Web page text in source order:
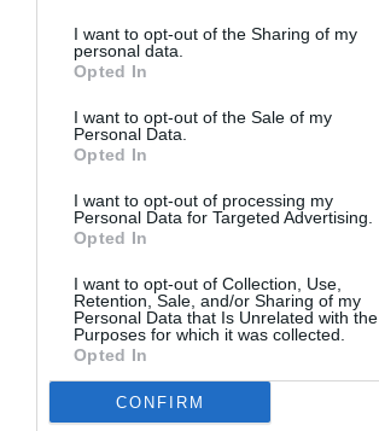
I want to opt-out of the Sharing of my
personal data.
Opted In
I want to opt-out of the Sale of my
Personal Data.
Opted In
I want to opt-out of processing my
Personal Data for Targeted Advertising.
Opted In
I want to opt-out of Collection, Use,
Retention, Sale, and/or Sharing of my
Personal Data that Is Unrelated with the
Purposes for which it was collected.
Opted In
CONFIRM
ΘΕΑΤΡΟ - ΧΟΡΟΣ /
Αυτή η
νύχτα
μένει, του
Θάνου
Αλεξανδρή
σκηνοθεσία
Αστέριου